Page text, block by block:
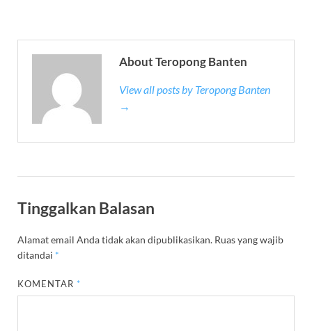
About Teropong Banten
View all posts by Teropong Banten
→
Tinggalkan Balasan
Alamat email Anda tidak akan dipublikasikan. Ruas yang wajib
ditandai *
KOMENTAR *